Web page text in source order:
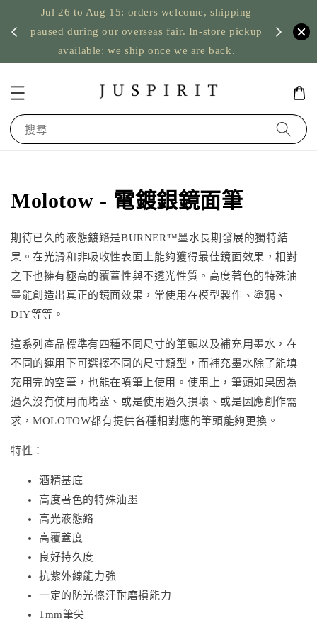
Jul 26 to Aug 15: orders welcome, shipping
paused during our overseas fair. In-store pickup
available; we ship once we are back.
US
搜尋
Molotow - 電鍍銀鏡面筆
期待已久的液態鍍鉻是BURNER™墨水長期發展的獨特結
果。在光滑和非吸收性表面上能夠獲得最佳鏡面效果，相對
之下也擁有極高的覆蓋性與不透光性質。高度著色的特殊油
墨能創造出真正的鏡面效果，常使用在模型製作、塗鴉、
DIY等等。
這系列產品標準有四種不同尺寸的筆頭以及補充用墨水，在
不同的運用下可選擇不同的尺寸類型，而補充墨水除了能填
充用完的空筆，也能在噴筆上使用。使用上，筆頭如果因為
過久沒有使用而堵塞、或是使用過久損壞、或是因應創作需
求，MOLOTOW都有提供各種相對應的筆頭能夠更換。
特性：
酒精基底
高度著色的特殊油墨
高光液態鉻
高覆蓋度
良好持久度
抗紫外線能力強
一定的防光擦汗耐磨損能力
1mm筆尖